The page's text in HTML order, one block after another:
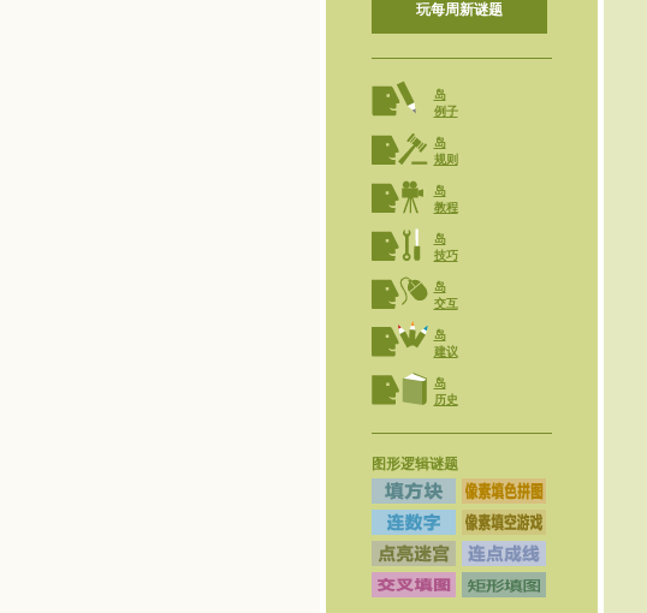
玩每周新谜题
岛
例子
岛
规则
岛
教程
岛
技巧
岛
交互
岛
建议
岛
历史
图形逻辑谜题